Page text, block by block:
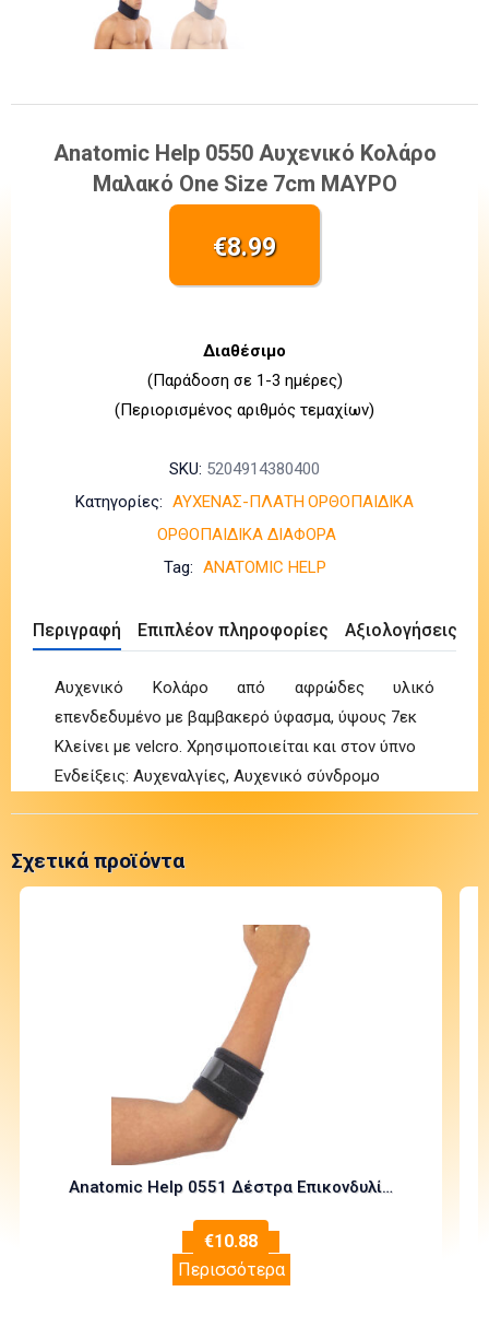
Anatomic Help 0550 Αυχενικό Κολάρο
Μαλακό One Size 7cm ΜΑΥΡΟ
€8.99
Διαθέσιμο
(Παράδοση σε 1-3 ημέρες)
(Περιορισμένος αριθμός τεμαχίων)
SKU: 5204914380400
Κατηγορίες: ΑΥΧΕΝΑΣ-ΠΛΑΤΗ ΟΡΘΟΠΑΙΔΙΚΑ
ΟΡΘΟΠΑΙΔΙΚΑ ΔΙΑΦΟΡΑ
Tag: ANATOMIC HELP
Περιγραφή Επιπλέον πληροφορίες Αξιολογήσεις (0)
Αυχενικό Κολάρο από αφρώδες υλικό
επενδεδυμένο με βαμβακερό ύφασμα, ύψους 7εκ
Κλείνει με velcro. Χρησιμοποιείται και στον ύπνο
Ενδείξεις: Αυχεναλγίες, Αυχενικό σύνδρομο
Σχετικά προϊόντα
Anatomic Help 0551 Δέστρα Επικονδυλίτιδας One Size
€10.88
Περισσότερα